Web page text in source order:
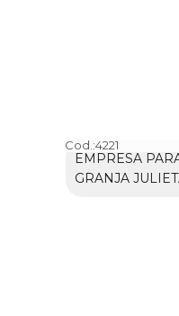
Cod.:4221
EMPRESA
GRANJA